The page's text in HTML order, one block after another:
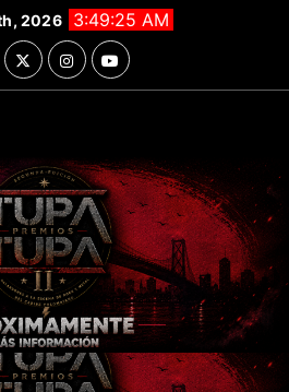
2026 3:49:26 AM